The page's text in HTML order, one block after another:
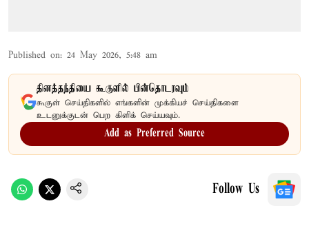
Published on: 24 May 2026, 5:48 am
தினத்தந்தியை கூகுளில் பின்தொடரவும்
கூகுள் செய்திகளில் எங்களின் முக்கியச் செய்திகளை
உடனுக்குடன் பெற கிளிக் செய்யவும்.
Add as Preferred Source
Follow Us